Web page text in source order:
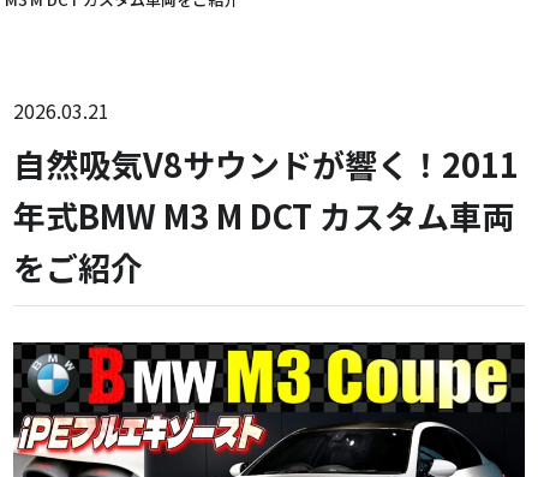
2026.03.21
自然吸気V8サウンドが響く！2011
年式BMW M3 M DCT カスタム車両
をご紹介